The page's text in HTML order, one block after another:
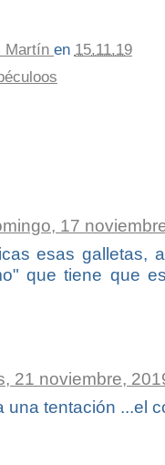
Martín en 15.11.19
17
esas galletas,
que tiene que
21 noviembre,
una tentación ...el